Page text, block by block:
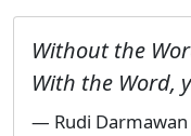
Without the
With the Word,
— Rudi Darmawan